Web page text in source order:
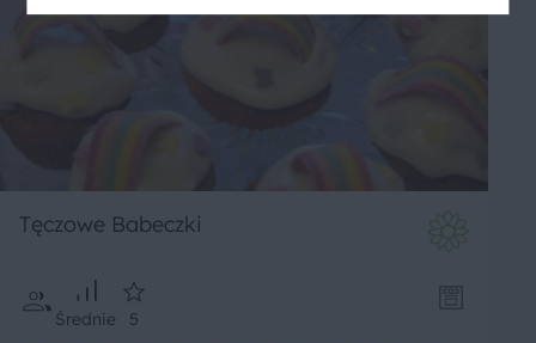
Tęczowe Babeczki
Średnie 5